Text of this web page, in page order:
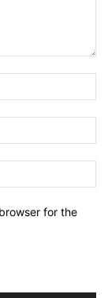
for the